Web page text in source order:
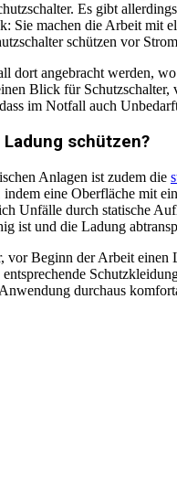
Es gibt
Sie machen die Arbeit mit
schützen vor
dort angebracht werden,
Blick für
im Notfall auch
schützen?
Anlagen ist zudem die
eine Oberfläche mit
Unfälle durch statische
ist und die Ladung
vor Beginn der Arbeit
durchaus